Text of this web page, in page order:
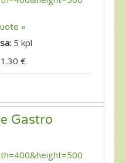
»
5 kpl
€
Gastro